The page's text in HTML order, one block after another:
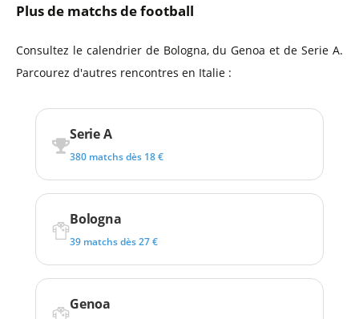
Plus de matchs de football
Consultez le calendrier de Bologna, du Genoa et de Serie A.
Parcourez d'autres rencontres en Italie :
Serie A
380 matchs dès 18 €
Bologna
39 matchs dès 27 €
Genoa